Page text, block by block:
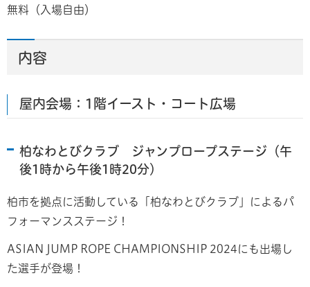
無料（入場自由）
内容
屋内会場：1階イースト・コート広場
柏なわとびクラブ ジャンプロープステージ（午
後1時から午後1時20分）
柏市を拠点に活動している「柏なわとびクラブ」によるパ
フォーマンスステージ！
ASIAN JUMP ROPE CHAMPIONSHIP 2024にも出場し
た選手が登場！